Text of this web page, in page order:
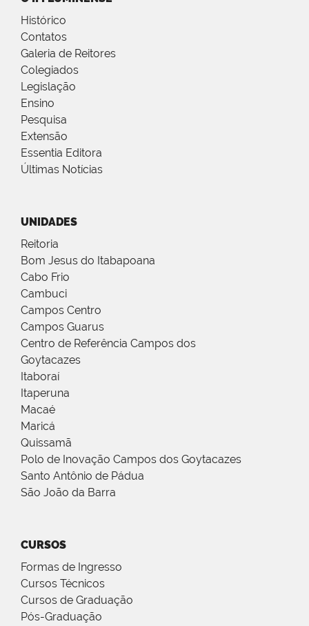
Histórico
Contatos
Galeria de Reitores
Colegiados
Legislação
Ensino
Pesquisa
Extensão
Essentia Editora
Últimas Notícias
UNIDADES
Reitoria
Bom Jesus do Itabapoana
Cabo Frio
Cambuci
Campos Centro
Campos Guarus
Centro de Referência Campos dos
Goytacazes
Itaboraí
Itaperuna
Macaé
Maricá
Quissamã
Polo de Inovação Campos dos Goytacazes
Santo Antônio de Pádua
São João da Barra
CURSOS
Formas de Ingresso
Cursos Técnicos
Cursos de Graduação
Pós-Graduação